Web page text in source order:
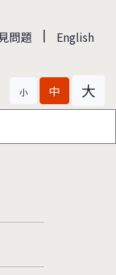
問題 | English
小 中 大